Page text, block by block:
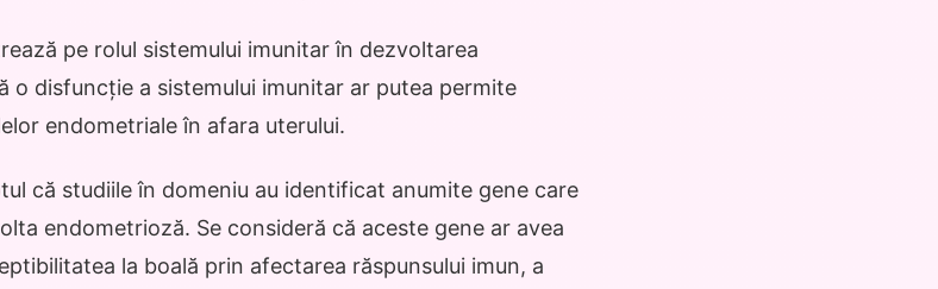
pe rolul sistemului imunitar în dezvoltarea
o disfuncție a sistemului imunitar ar putea permite
endometriale în afara uterului.
că studiile în domeniu au identificat anumite gene care
endometrioză. Se consideră că aceste gene ar avea
la boală prin afectarea răspunsului imun, a